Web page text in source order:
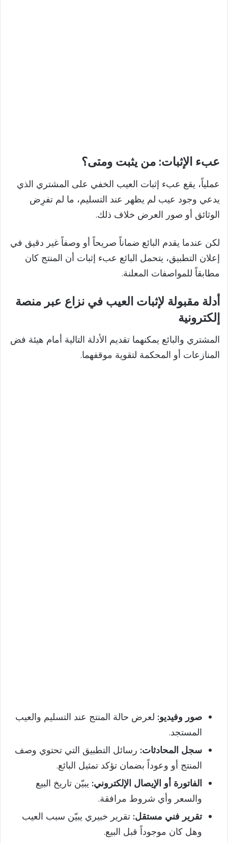
عبء الإثبات: من يثبت ومتى؟
عملياً، يقع عبء إثبات العيب الخفي على المشتري الذي
يدعي وجود عيب لم يظهر عند التسليم، ما لم تفرِض
الوثائق أو صور العرض خلاف ذلك.
لكن عندما يقدم البائع ضماناً صريحاً أو وصفاً غير دقيق في
إعلان التطبيق، يتحمل البائع عبء إثبات أن المنتج كان
مطابقاً للمواصفات المعلنة.
أدلة مقبولة لإثبات العيب في نزاع عبر منصة
إلكترونية
المشتري والبائع يمكنهما تقديم الأدلة التالية أمام هيئة فض
المنازعات أو المحكمة لتقوية موقفهما.
صور وفيديو: لعرض حالة المنتج عند التسليم والعيب
المستجد.
سجل المحادثات: رسائل التطبيق التي تحتوي وصف
المنتج أو وعوداً بضمان تؤكد تمثيل البائع.
الفاتورة أو الإيصال الإلكتروني: يبيّن تاريخ البيع
والسعر وأي شروط مرافقة.
تقرير فني مستقل: تقرير خبيري يبيّن سبب العيب
وهل كان موجوداً قبل البيع.